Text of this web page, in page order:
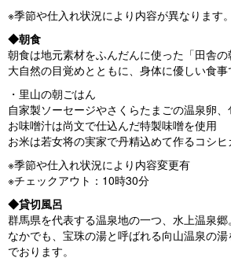
※季節や仕入れ状況により内容が異なります。
◆朝食
朝食は地元素材をふんだんに使った「田舎の
大自然の目覚めとともに、身体に優しい食
・里山の朝ごはん
自家製ソーセージやさくらたまごの温泉卵
お味噌汁は尚文で仕込んだ特製味噌を使用
お米は若女将の実家で丹精込めて作るコシヒ
※季節や仕入れ状況により内容変更有
※チェックアウト：10時30分
◆貸切風呂
群馬県を代表する温泉地の一つ、水上温泉郷。
なかでも、宝珠の湯と呼ばれる向山温泉の
でおります。